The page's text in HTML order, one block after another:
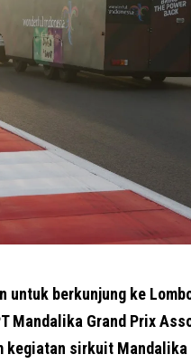
untuk berkunjung ke
Mandalika Grand Prix
sirkuit Mandalika